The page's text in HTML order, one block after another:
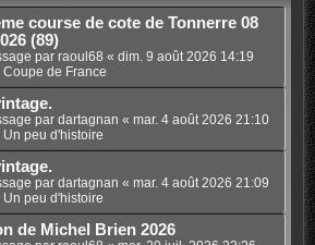
course de cote de Tonnerre 08
(89)
par raoul68 « dim. 9 août 2026 14:19
Coupe de France
par dartagnan « mar. 4 août 2026 21:10
Un peu d'histoire
par dartagnan « mar. 4 août 2026 21:09
Un peu d'histoire
de Michel Brien 2026